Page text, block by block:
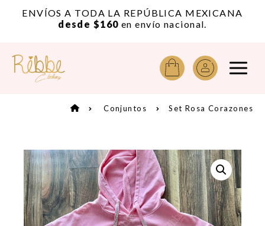
ENVÍOS A TODA LA REPÚBLICA MEXICANA
desde $160 en envío nacional.
Conjuntos Set Rosa Corazones